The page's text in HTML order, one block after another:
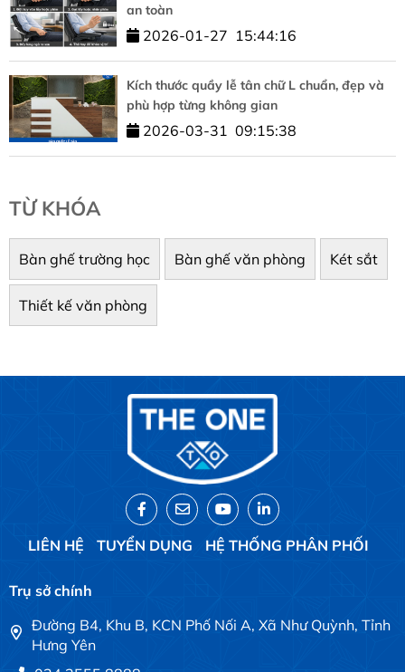
an toàn
2026-01-27 15:44:16
Kích thước quầy lễ tân chữ L chuẩn, đẹp và
phù hợp từng không gian
2026-03-31 09:15:38
TỪ KHÓA
Bàn ghế trường học Bàn ghế văn phòng Két sắt
Thiết kế văn phòng
LIÊN HỆ TUYỂN DỤNG HỆ THỐNG PHÂN PHỐI
Trụ sở chính
Đường B4, Khu B, KCN Phố Nối A, Xã Như Quỳnh, Tỉnh
Hưng Yên